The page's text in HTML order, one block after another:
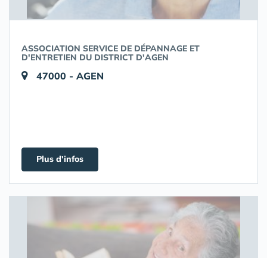
ASSOCIATION SERVICE DE DÉPANNAGE ET
D'ENTRETIEN DU DISTRICT D'AGEN
47000 - AGEN
Plus d'infos